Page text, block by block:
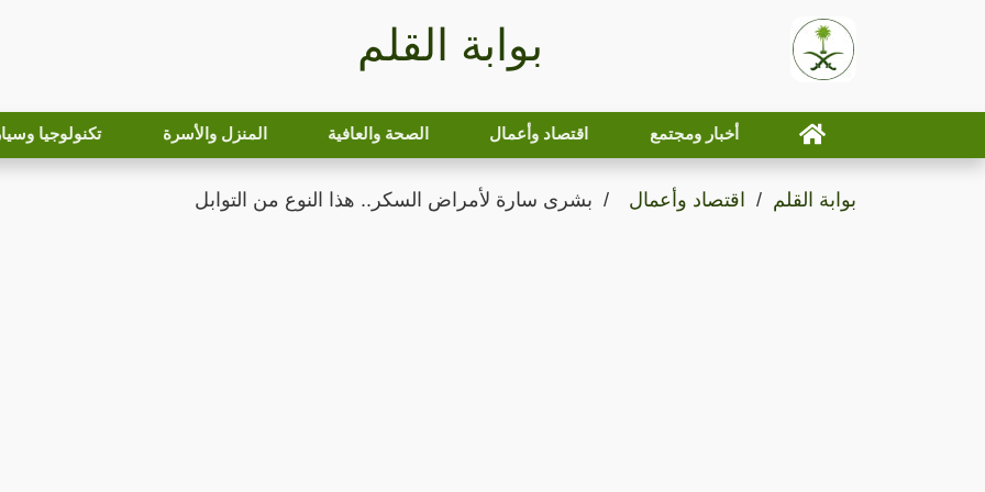
بوابة القلم
أخبار ومجتمع اقتصاد وأعمال الصحة والعافية المنزل والأسرة تكنولوجيا
بوابة القلم اقتصاد وأعمال بشرى سارة لأمراض السكر.. هذا النوع من التوابل